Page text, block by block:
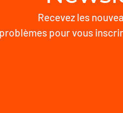
Recevez les
pour vous